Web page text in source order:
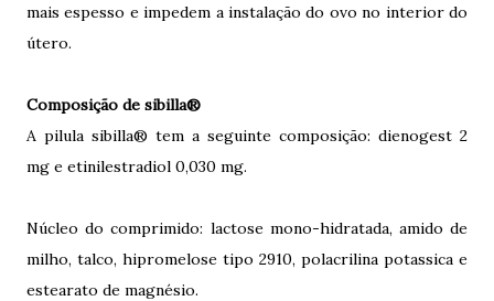
mais espesso e impedem a instalação do ovo no interior do
útero.
Composição de sibilla®
A pilula sibilla® tem a seguinte composição: dienogest 2
mg e etinilestradiol 0,030 mg.
Núcleo do comprimido: lactose mono-hidratada, amido de
milho, talco, hipromelose tipo 2910, polacrilina potassica e
estearato de magnésio.